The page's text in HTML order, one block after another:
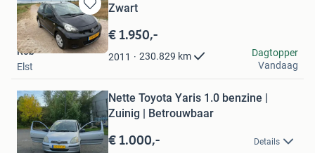
Bewaren
in
Mijn
Favorieten
Zwart
€ 1.950,-
2011 230.829 km
Rob
Elst
Dagtopper
Vandaag
in
Mijn
Favorieten
Nette Toyota Yaris 1.0 benzine |
Zuinig | Betrouwbaar
€ 1.000,- Details